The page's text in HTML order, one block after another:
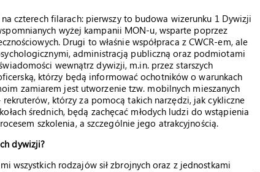
czterech filarach: pierwszy to budowa wizerunku 1 Dywizji
wyżej kampanii MON-u, wsparte poprzez
Drugi to właśnie współpraca z CWCR-em, ale
administracją publiczną oraz podmiotami
wewnątrz dywizji, m.in. przez starszych
którzy będą informować ochotników o warunkach
zamiarem jest utworzenie tzw. mobilnych mieszanych
rekruterów, którzy za pomocą takich narzędzi, jak cykliczne
średnich, będą zachęcać młodych ludzi do wstąpienia
szkolenia, a szczególnie jego atrakcyjnością.
dywizji?
wszystkich rodzajów sił zbrojnych oraz z jednostkami